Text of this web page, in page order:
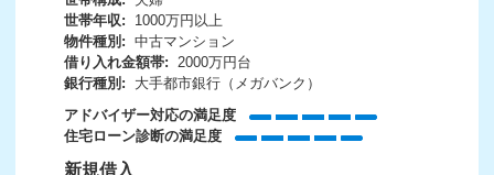
世帯年収:
1000万円以上
物件種別: 中古マンション
借り入れ金額帯:
2000万円台
銀行種別:
大手都市銀行（メガバンク）
アドバイザー対応の満足度
住宅ローン診断の満足度
新規借入